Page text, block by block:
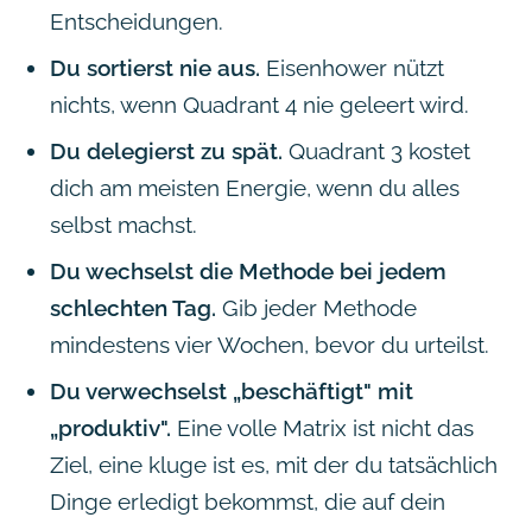
Entscheidungen.
Du sortierst nie aus. Eisenhower nützt
nichts, wenn Quadrant 4 nie geleert wird.
Du delegierst zu spät. Quadrant 3 kostet
dich am meisten Energie, wenn du alles
selbst machst.
Du wechselst die Methode bei jedem
schlechten Tag. Gib jeder Methode
mindestens vier Wochen, bevor du urteilst.
Du verwechselst „beschäftigt" mit
„produktiv". Eine volle Matrix ist nicht das
Ziel, eine kluge ist es, mit der du tatsächlich
Dinge erledigt bekommst, die auf dein